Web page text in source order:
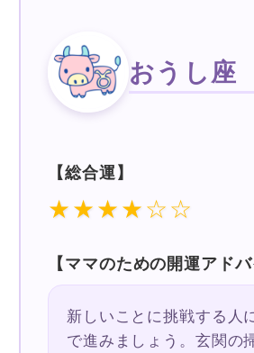
おうし座
【総合運】
★★★★☆☆
【ママのための開運アド
新しいことに挑戦する人
で進みましょう。玄関の